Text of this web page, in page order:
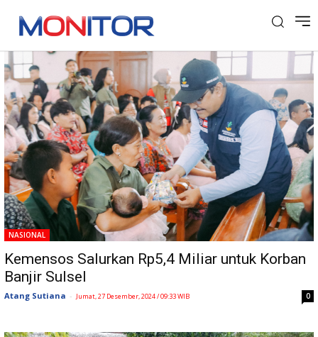
Tag: Banjir Sulsel
NASIONAL
Kemensos Salurkan Rp5,4 Miliar untuk Korban
Banjir Sulsel
Atang Sutiana - Jumat, 27 Desember, 2024 / 09:33 WIB 0